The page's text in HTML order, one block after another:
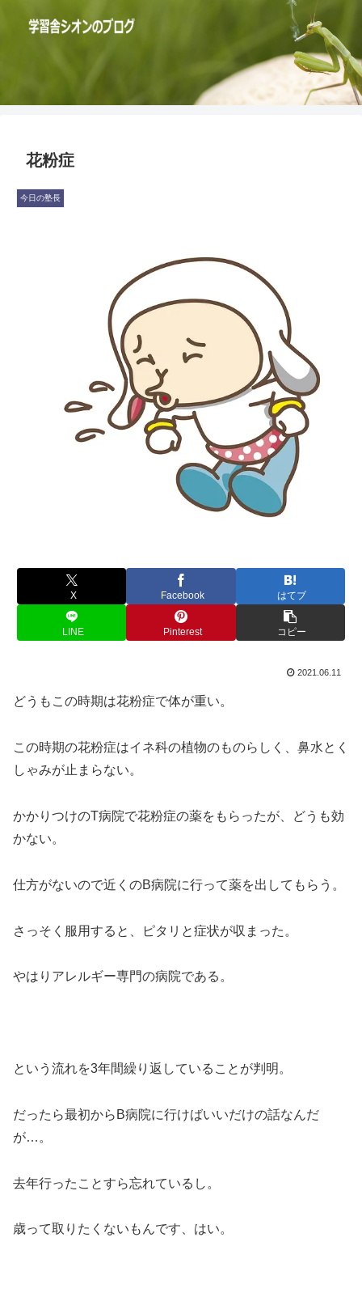
花粉症
今日の塾長
X Facebook はてブ
LINE Pinterest コピー
2021.06.11
どうもこの時期は花粉症で体が重い。
この時期の花粉症はイネ科の植物のものらしく、鼻水とく
しゃみが止まらない。
かかりつけのT病院で花粉症の薬をもらったが、どうも効
かない。
仕方がないので近くのB病院に行って薬を出してもらう。
さっそく服用すると、ピタリと症状が収まった。
やはりアレルギー専門の病院である。
という流れを3年間繰り返していることが判明。
だったら最初からB病院に行けばいいだけの話なんだ
が…。
去年行ったことすら忘れているし。
歳って取りたくないもんです、はい。